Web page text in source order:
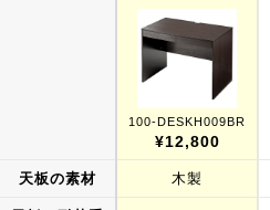
天板の素材
100-DESKH009BR
¥12,800
木製